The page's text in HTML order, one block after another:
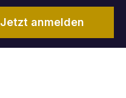
Jetzt anmelden